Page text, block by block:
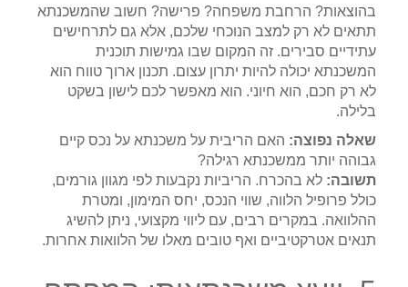
בהוצאות? הרחבת משפחה? פרישה? חשוב שהמשכנתא
תתאים לא רק למצב הנוכחי שלכם, אלא גם לתרחישים
עתידיים סבירים. זה המקום שבו גמישות תוכנית
המשכנתא יכולה להיות יתרון עצום. תכנון ארוך טווח הוא
לא רק חכם, הוא חיוני. הוא מאפשר לכם לישון בשקט
בלילה.
שאלה נפוצה: האם הריבית על משכנתא על נכס קיים
גבוהה יותר ממשכנתא רגילה?
תשובה: לא בהכרח. הריביות נקבעות לפי מגוון גורמים,
כולל פרופיל הלווה, שווי הנכס, יחס המימון, ומטרת
ההלוואה. במקרים רבים, עם ליווי מקצועי, ניתן להשיג
תנאים אטרקטיביים ואף טובים מאלו של הלוואות אחרות.